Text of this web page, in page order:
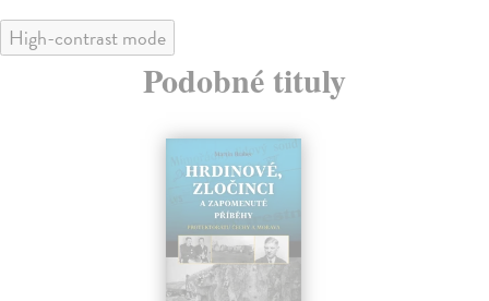
High-contrast mode
Podobné tituly